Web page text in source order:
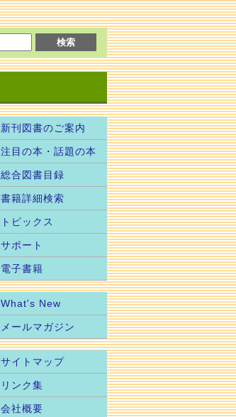
新刊図書のご案内
注目の本・話題の本
総合図書目録
書籍詳細検索
トピックス
サポート
電子書籍
What's New
メールマガジン
サイトマップ
リンク集
会社概要